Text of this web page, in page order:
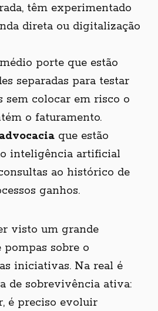
têm experimentado
direta ou digitalização
porte que estão
separadas para testar
sem colocar em risco o
o faturamento.
advocacia que estão
inteligência artificial
ao histórico de
ganhos.
visto um grande
sobre o
iniciativas. Na real é
de sobrevivência ativa:
é preciso evoluir